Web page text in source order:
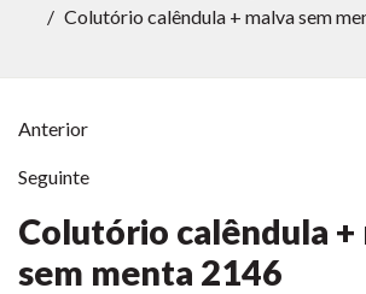
Colutório calêndula + malva sem
Anterior
Seguinte
Colutório calêndula +
sem menta 2146